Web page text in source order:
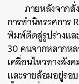
ภายหลังจาก
การทำนิทรรศการ
พิมพ์ดีดสู่รูปร่างแล
30 คนจากหลากห
เคลื่อนไหวทางสัง
และรายล้อมอยู่รอ
ค้นหา
SHARE